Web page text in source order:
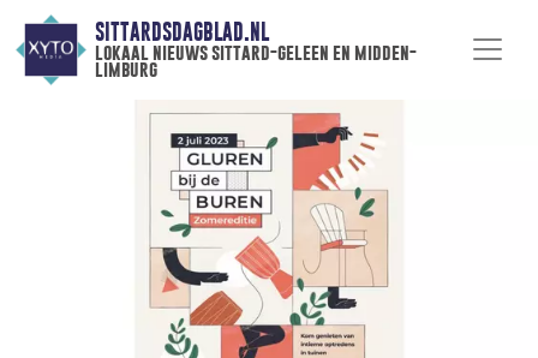
SITTARDSDAGBLAD.NL
lokaal nieuws sittard-geleen en midden-
limburg